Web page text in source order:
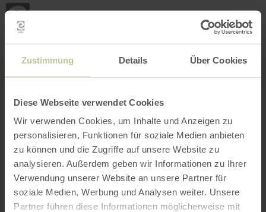
Zustimmung Details Über Cookies
Diese Webseite verwendet Cookies
Wir verwenden Cookies, um Inhalte und Anzeigen zu
personalisieren, Funktionen für soziale Medien anbieten
zu können und die Zugriffe auf unsere Website zu
analysieren. Außerdem geben wir Informationen zu Ihrer
Verwendung unserer Website an unsere Partner für
soziale Medien, Werbung und Analysen weiter. Unsere
Partner führen diese Informationen möglicherweise mit
Skip to main content
Skip to main navigation
Back
to
home
page
SEARCH MENU
The leisure activities listed below have been
posted on the Regiondo booking platform by the
provider GesundLand Vulkaneifel GmbH is
solely responsible for the content.